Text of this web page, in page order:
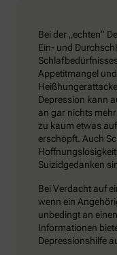
Bei der „echten“
Ein- und
Appetitmangel
Depression kann
an gar nichts
zu kaum etwas
erschöpft. Auch
Suizidgedanken
Bei Verdacht auf
wenn ein
unbedingt an
Informationen
Depressionshilfe